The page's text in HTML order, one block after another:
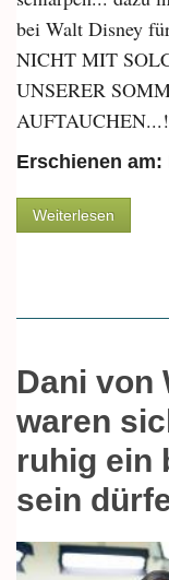
bei Walt Disney
NICHT MIT
UNSERER
Erschienen am:
Weiterlesen
Dani von
waren
ruhig ein
sein